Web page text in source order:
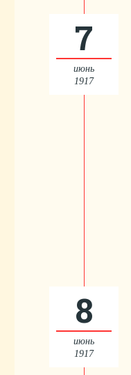
7
июнь
1917
8
июнь
1917